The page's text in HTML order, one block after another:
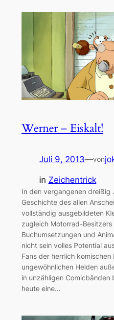
Werner – Eiskalt!
Juli 9, 2013—von
in Zeichentrick
In den vergangenen dreißig
Geschichte des allen
vollständig ausgebildeten
zugleich Motorrad-Besitzers
Buchumsetzungen und
nicht sein volles Potential
Fans der herrlich komischen
ungewöhnlichen Helden
in unzähligen Comicbänden
heute eine…